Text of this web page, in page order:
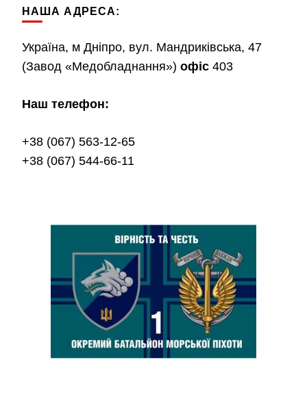
НАША АДРЕСА:
Україна, м Дніпро, вул. Мандриківська, 47
(Завод «Медобладнання») офіс 403
Наш телефон:
+38 (067) 563-12-65
+38 (067) 544-66-11